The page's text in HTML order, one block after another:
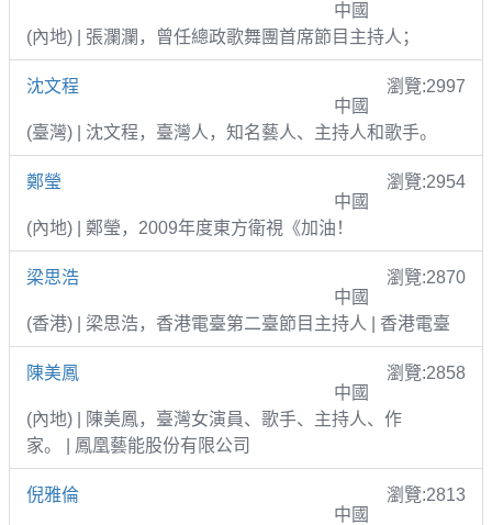
中國
(內地) | 張瀾瀾，曾任總政歌舞團首席節目主持人；
沈文程
瀏覽:2997
中國
(臺灣) | 沈文程，臺灣人，知名藝人、主持人和歌手。
鄭瑩
瀏覽:2954
中國
(內地) | 鄭瑩，2009年度東方衛視《加油！
梁思浩
瀏覽:2870
中國
(香港) | 梁思浩，香港電臺第二臺節目主持人 | 香港電臺
陳美鳳
瀏覽:2858
中國
(內地) | 陳美鳳，臺灣女演員、歌手、主持人、作
家。 | 鳳凰藝能股份有限公司
倪雅倫
瀏覽:2813
中國